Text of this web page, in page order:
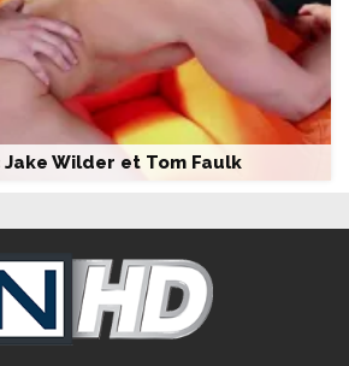
Wilder et Tom Faulk